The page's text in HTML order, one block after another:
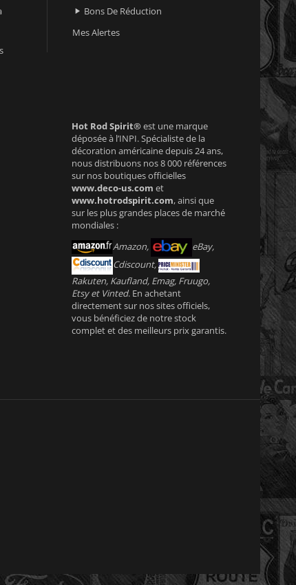
 Bons De Réduction
Mes Alertes
Hot Rod Spirit®est une marque
déposée à l’INPI. Spécialiste de la
décoration américaine depuis 24 ans,
nous distribuons nos 8 000 références
sur nos boutiques officielles
www.deco-us.com et
www.hotrodspirit.com, ainsi que
sur les plus grandes places de marché
mondiales :
Amazon,
eBay,
Cdiscount,
Rakuten, Kaufland, Emag, Fruugo,
Etsy et Vinted. En achetant
directement sur nos sites officiels,
vous bénéficiez de notre stock
complet et des meilleurs prix garantis.